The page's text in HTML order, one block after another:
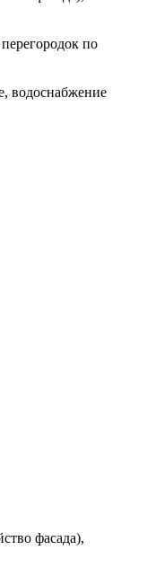
по
водоснабжение
фасада),